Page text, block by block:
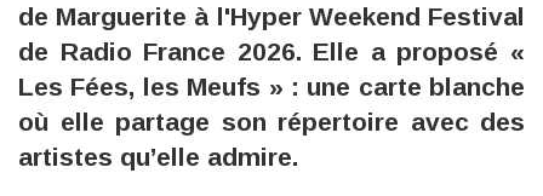
de Marguerite à l'Hyper Weekend Festival
de Radio France 2026. Elle a proposé «
Les Fées, les Meufs » : une carte blanche
où elle partage son répertoire avec des
artistes qu’elle admire.